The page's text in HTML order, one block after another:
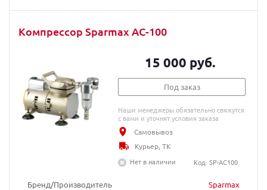
Компрессор Sparmax AC-100
Бренд/Производитель
Sparmax
15 000 руб.
Под заказ
Наши менеджеры обязательно свяжутся
с вами и уточнят условия заказа
Самовывоз
Курьер, ТК
Нет в наличии
Код: SP-AC100